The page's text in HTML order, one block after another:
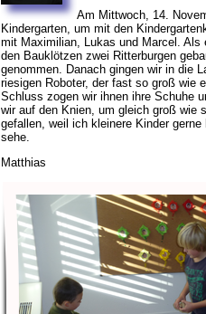
Am Mittwoch, 14.
Kindergarten, um mit den
mit Maximilian, Lukas und Marcel.
den Bauklötzen zwei Ritterburgen
genommen. Danach gingen wir in die
riesigen Roboter, der fast so groß wie
Schluss zogen wir ihnen ihre Schuhe
wir auf den Knien, um gleich groß wie
gefallen, weil ich kleinere Kinder
sehe.
Matthias